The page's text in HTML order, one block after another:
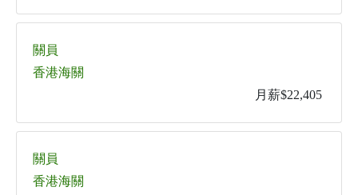
關員
香港海關
月薪$22,405
關員
香港海關